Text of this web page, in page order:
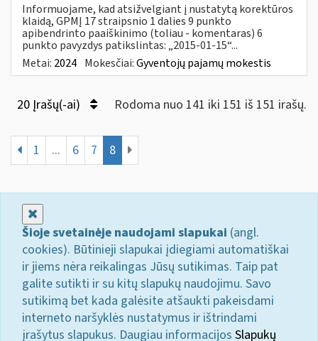
Informuojame, kad atsižvelgiant į nustatytą korektūros
klaidą, GPMĮ 17 straipsnio 1 dalies 9 punkto
apibendrinto paaiškinimo (toliau - komentaras) 6
punkto pavyzdys patikslintas: „2015-01-15“...
Metai: 2024 Mokesčiai:Gyventojų pajamų mokestis
20 Įrašų(-ai) Rodoma nuo 141 iki 151 iš 151 irašų.
1 ... 6 7 8
Šioje svetainėje naudojami slapukai (angl.
cookies). Būtinieji slapukai įdiegiami automatiškai
ir jiems nėra reikalingas Jūsų sutikimas. Taip pat
galite sutikti ir su kitų slapukų naudojimu. Savo
sutikimą bet kada galėsite atšaukti pakeisdami
interneto naršyklės nustatymus ir ištrindami
įrašytus slapukus. Daugiau informacijos Slapukų